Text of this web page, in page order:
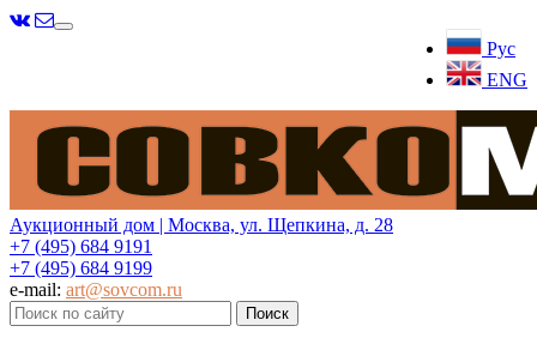
Рус
ENG
Меню
Аукционный дом | Москва, ул. Щепкина, д. 28
+7 (495) 684 9191
+7 (495) 684 9199
e-mail: art@sovcom.ru